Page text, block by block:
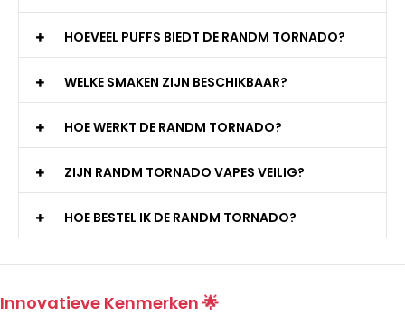
HOEVEEL PUFFS BIEDT DE RANDM TORNADO?
WELKE SMAKEN ZIJN BESCHIKBAAR?
HOE WERKT DE RANDM TORNADO?
ZIJN RANDM TORNADO VAPES VEILIG?
HOE BESTEL IK DE RANDM TORNADO?
Innovatieve Kenmerken 🌟